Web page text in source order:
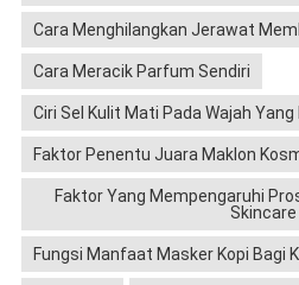
Cara Menghilangkan Jerawat
Cara Meracik Parfum Sendiri
Ciri Sel Kulit Mati Pada Wajah Yang
Faktor Penentu Juara Maklon
Faktor Yang Mempengaruhi
Skincare
Fungsi Manfaat Masker Kopi Bagi